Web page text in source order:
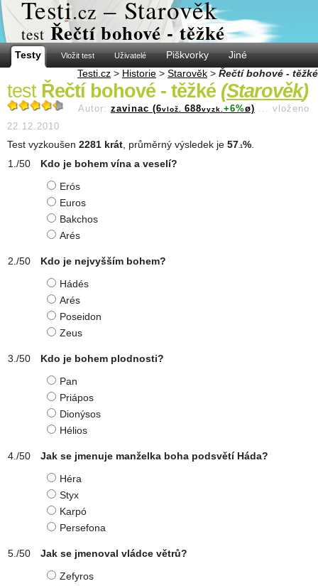
Testi.cz – Starověk
test Řečtí bohové - těžké
Testy Vložit test Uživatelé Piškvorky
Jiné
Testi.cz > Historie > Starověk > Řečtí bohové - těžké
test Řečtí bohové - těžké (Starověk)
Autor: zavinac (6vlož. 688vyzk. +6%ø) ... vloženo
22.12.2010
Test vyzkoušen 2281 krát , průměrný výsledek je 57 .1 %
Kdo je bohem vína a veselí?
Erós
Euros
Bakchos
Arés
Kdo je nejvyšším bohem?
Hádés
Arés
Poseidon
Zeus
Kdo je bohem plodnosti?
Pan
Priápos
Dionýsos
Hélios
Jak se jmenuje manželka boha podsvětí Háda?
Héra
Styx
Karpó
Persefona
Jak se jmenoval vládce větrů?
Zefyros